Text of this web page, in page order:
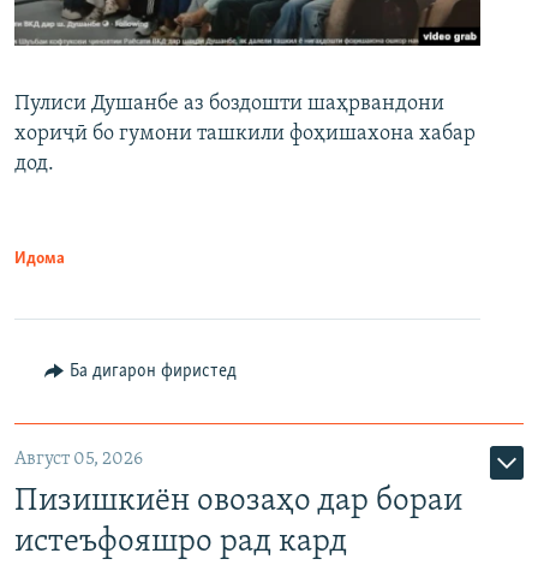
Пулиси Душанбе аз боздошти шаҳрвандони
хориҷӣ бо гумони ташкили фоҳишахона хабар
дод.
Идома
Ба дигарон фиристед
Август 05, 2026
Пизишкиён овозаҳо дар бораи
истеъфояшро рад кард